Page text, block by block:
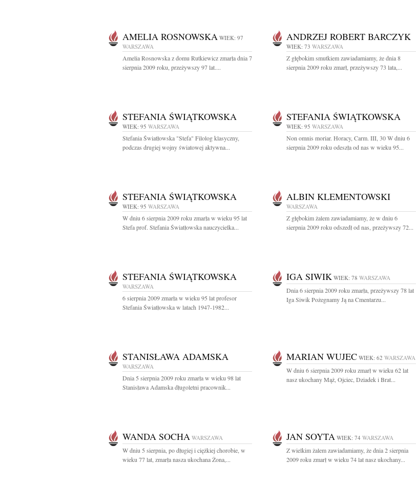
AMELIA ROSNOWSKA WIEK: 97
WARSZAWA
Amelia Rosnowska z domu Rutkiewicz zmarła dnia 7
sierpnia 2009 roku, przeżywszy 97 lat....
ANDRZEJ ROBERT BARCZYK
WIEK: 73 WARSZAWA
Z głębokim smutkiem zawiadamiamy, że dnia 8
sierpnia 2009 roku zmarł, przeżywszy 73 lata,...
STEFANIA ŚWIĄTKOWSKA
WIEK: 95 WARSZAWA
Stefania Światłowska "Stefa" Filolog klasyczny,
podczas drugiej wojny światowej aktywna...
STEFANIA ŚWIĄTKOWSKA
WIEK: 95 WARSZAWA
Non omnis moriar. Horacy, Carm. III, 30 W dniu 6
sierpnia 2009 roku odeszła od nas w wieku 95...
STEFANIA ŚWIĄTKOWSKA
WIEK: 95 WARSZAWA
W dniu 6 sierpnia 2009 roku zmarła w wieku 95 lat
Stefa prof. Stefania Światłowska nauczycielka...
ALBIN KLEMENTOWSKI
WARSZAWA
Z głębokim żalem zawiadamiamy, że w dniu 6
sierpnia 2009 roku odszedł od nas, przeżywszy 72...
STEFANIA ŚWIĄTKOWSKA
WARSZAWA
6 sierpnia 2009 zmarła w wieku 95 lat profesor
Stefania Światłowska w latach 1947-1982...
IGA SIWIK WIEK: 78 WARSZAWA
Dnia 6 sierpnia 2009 roku zmarła, przeżywszy 78 lat
Iga Siwik Pożegnamy Ją na Cmentarzu...
STANISŁAWA ADAMSKA
WARSZAWA
Dnia 5 sierpnia 2009 roku zmarła w wieku 98 lat
Stanisława Adamska długoletni pracownik...
MARIAN WUJEC WIEK: 62 WARSZAWA
W dniu 6 sierpnia 2009 roku zmarł w wieku 62 lat
nasz ukochany Mąż, Ojciec, Dziadek i Brat...
WANDA SOCHA WARSZAWA
W dniu 5 sierpnia, po długiej i ciężkiej chorobie, w
wieku 77 lat, zmarła nasza ukochana Żona,...
JAN SOYTA WIEK: 74 WARSZAWA
Z wielkim żalem zawiadamiamy, że dnia 2 sierpnia
2009 roku zmarł w wieku 74 lat nasz ukochany...